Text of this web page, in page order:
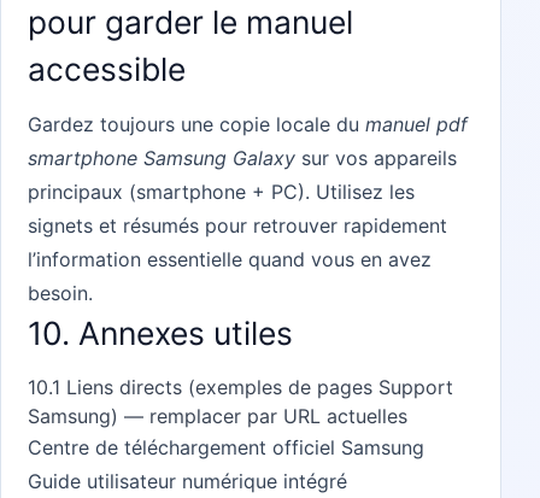
pour garder le manuel
accessible
Gardez toujours une copie locale dumanuel pdf
smartphone Samsung Galaxy sur vos appareils
principaux (smartphone + PC). Utilisez les
signets et résumés pour retrouver rapidement
l’information essentielle quand vous en avez
besoin.
10. Annexes utiles
10.1 Liens directs (exemples de pages Support
Samsung) — remplacer par URL actuelles
Centre de téléchargement officiel Samsung
Guide utilisateur numérique intégré